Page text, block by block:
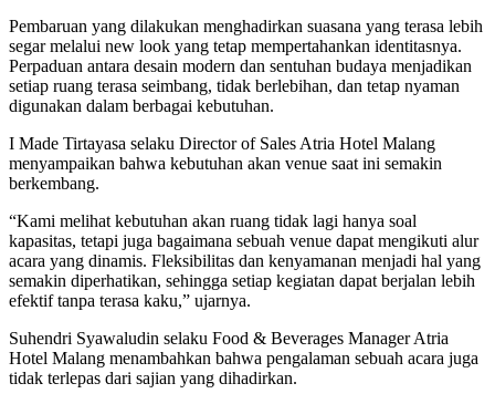
Pembaruan yang dilakukan menghadirkan suasana yang terasa lebih
segar melalui new look yang tetap mempertahankan identitasnya.
Perpaduan antara desain modern dan sentuhan budaya menjadikan
setiap ruang terasa seimbang, tidak berlebihan, dan tetap nyaman
digunakan dalam berbagai kebutuhan.
I Made Tirtayasa selaku Director of Sales Atria Hotel Malang
menyampaikan bahwa kebutuhan akan venue saat ini semakin
berkembang.
“Kami melihat kebutuhan akan ruang tidak lagi hanya soal
kapasitas, tetapi juga bagaimana sebuah venue dapat mengikuti alur
acara yang dinamis. Fleksibilitas dan kenyamanan menjadi hal yang
semakin diperhatikan, sehingga setiap kegiatan dapat berjalan lebih
efektif tanpa terasa kaku,” ujarnya.
Suhendri Syawaludin selaku Food & Beverages Manager Atria
Hotel Malang menambahkan bahwa pengalaman sebuah acara juga
tidak terlepas dari sajian yang dihadirkan.